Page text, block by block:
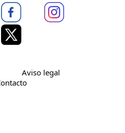
Aviso legal